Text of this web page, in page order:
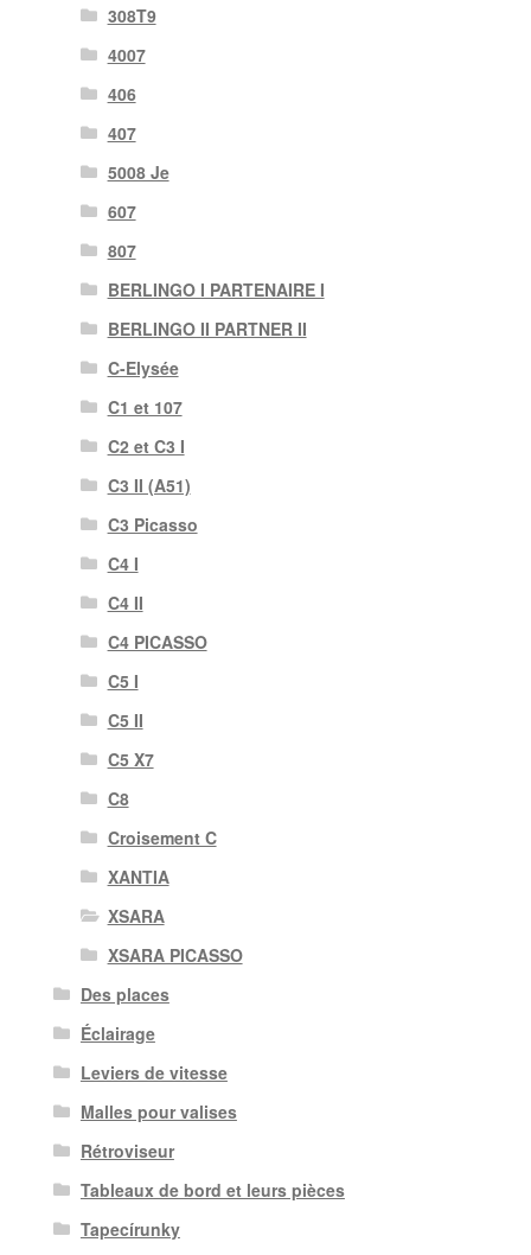
308T9
4007
406
407
5008 Je
607
807
BERLINGO I PARTENAIRE I
BERLINGO II PARTNER II
C-Elysée
C1 et 107
C2 et C3 I
C3 II (A51)
C3 Picasso
C4 I
C4 II
C4 PICASSO
C5 I
C5 II
C5 X7
C8
Croisement C
XANTIA
XSARA
XSARA PICASSO
Des places
Éclairage
Leviers de vitesse
Malles pour valises
Rétroviseur
Tableaux de bord et leurs pièces
Tapecírunky